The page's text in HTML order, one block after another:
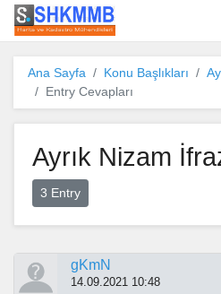
SHKMMB
Ana Sayfa Konu Başlıkları
Entry Cevapları
Ayrık Nizam
3 Entry
gKmN
14.09.2021 10:48